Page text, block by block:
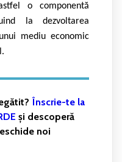
o componentă
la dezvoltarea
mediu economic
Înscrie-te la
și descoperă
noi